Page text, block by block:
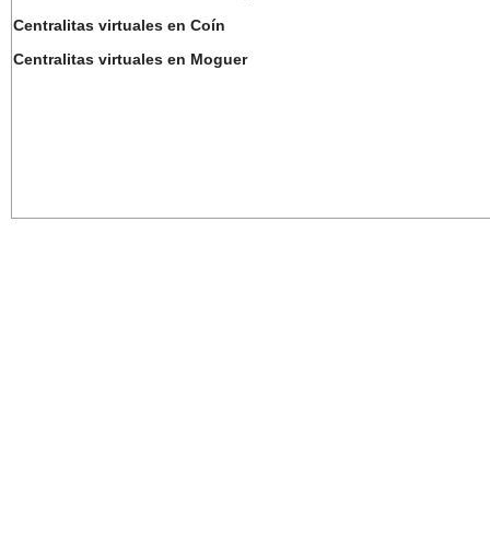
Centralitas virtuales en Coín
Centralitas virtuales en Moguer